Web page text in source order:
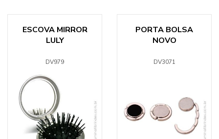
ESCOVA MIRROR
LULY
DV979
PORTA BOLSA
NOVO
DV3071